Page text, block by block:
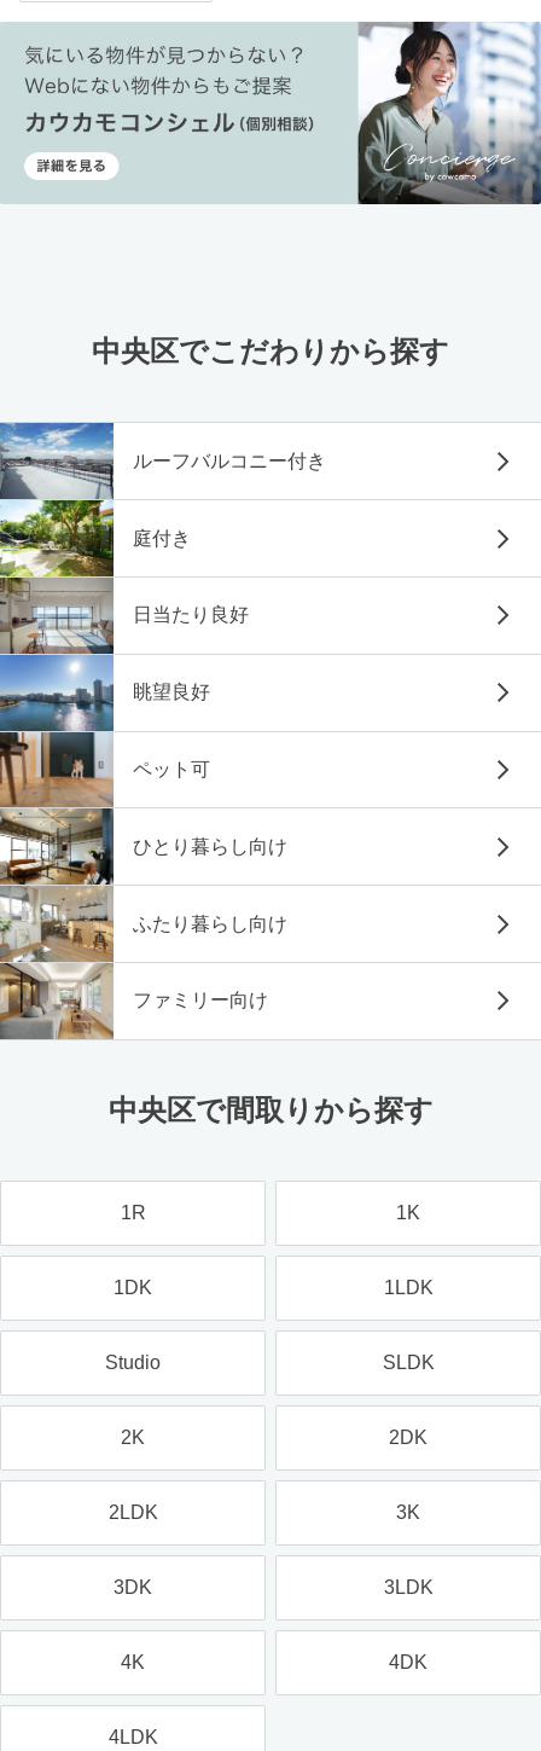
中央区でこだわりから探す
ルーフバルコニー付き
庭付き
日当たり良好
眺望良好
ペット可
ひとり暮らし向け
ふたり暮らし向け
ファミリー向け
中央区で間取りから探す
1R 1K
1DK 1LDK
Studio SLDK
2K 2DK
2LDK 3K
3DK 3LDK
4K 4DK
4LDK